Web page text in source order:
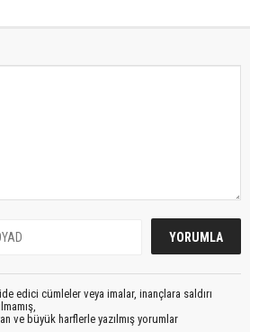
edici cümleler veya imalar, inançlara saldırı
ve büyük harflerle yazılmış yorumlar